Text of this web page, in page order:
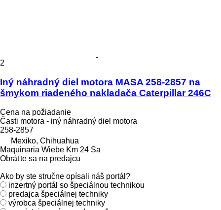
2
Iný náhradný diel motora MASA 258-2857 na
šmykom riadeného nakladača Caterpillar 246C
Cena na požiadanie
Časti motora - iný náhradný diel motora
258-2857
Mexiko, Chihuahua
Maquinaria Wiebe Km 24 Sa
Obráťte sa na predajcu
Ako by ste stručne opísali náš portál?
inzertný portál so špeciálnou technikou
predajca špeciálnej techniky
výrobca špeciálnej techniky